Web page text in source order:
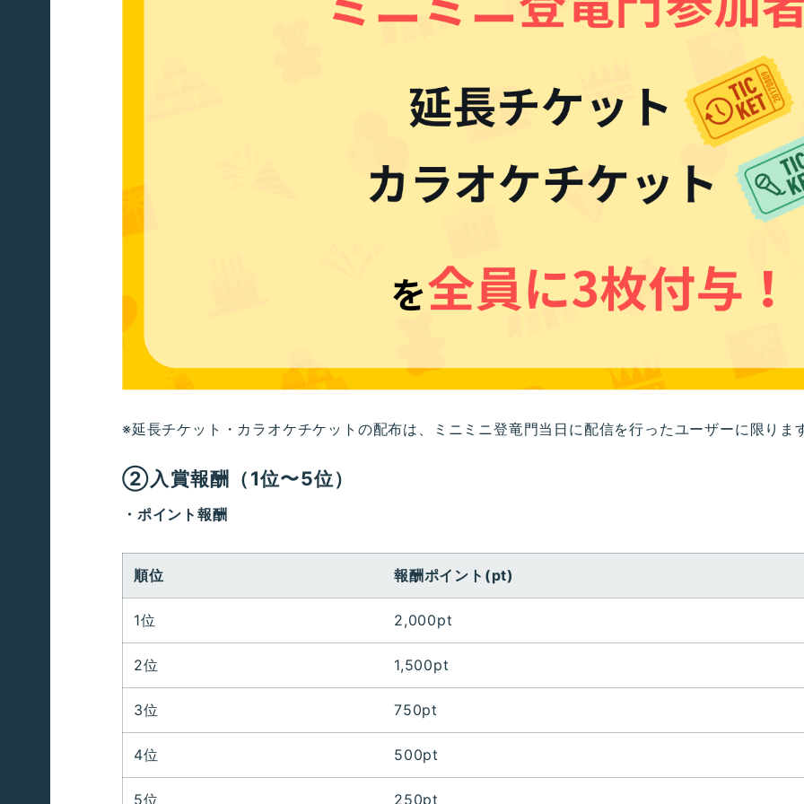
※延長チケット・カラオケチケットの配布は、ミニミニ登竜門当日に配信を行ったユーザーに限りま
②入賞報酬（1位〜5位）
・ポイント報酬
順位 報酬ポイント(pt)
1位 2,000pt
2位 1,500pt
3位 750pt
4位 500pt
5位 250pt